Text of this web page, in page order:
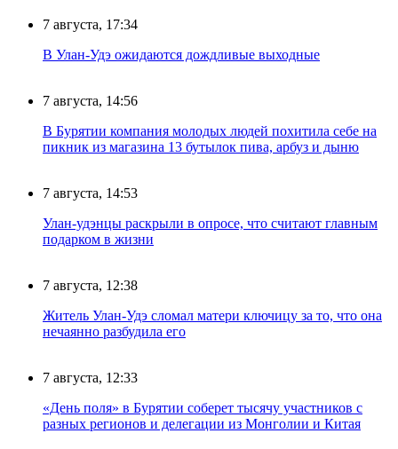
7 августа, 17:34
В Улан-Удэ ожидаются дождливые выходные
7 августа, 14:56
В Бурятии компания молодых людей похитила себе на
пикник из магазина 13 бутылок пива, арбуз и дыню
7 августа, 14:53
Улан-удэнцы раскрыли в опросе, что считают главным
подарком в жизни
7 августа, 12:38
Житель Улан-Удэ сломал матери ключицу за то, что она
нечаянно разбудила его
7 августа, 12:33
«День поля» в Бурятии соберет тысячу участников с
разных регионов и делегации из Монголии и Китая